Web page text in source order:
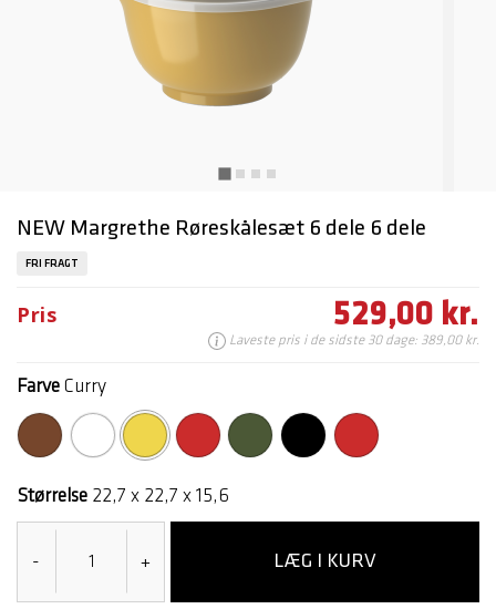
NEW Margrethe Røreskålesæt 6 dele 6 dele
FRI FRAGT
Pris 529,00 kr.
Laveste pris i de sidste 30 dage: 389,00 kr.
Farve Curry
valgte
Størrelse 22,7 x 22,7 x 15,6
- + LÆG I KURV